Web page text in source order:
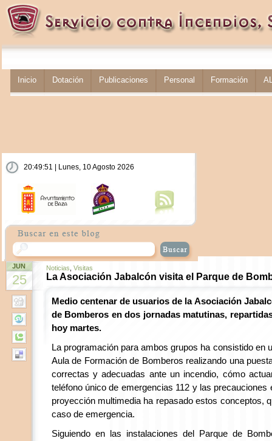
Inicio Dotación Publicaciones Personal Formación
20:49:52 | Lunes, 10 Agosto 2026
JUN
25
Noticias Visitas
La Asociación Jabalcón visita el Parque de
Medio centenar de usuarios de la Asociación
de Bomberos en dos jornadas matutinas,
hoy martes.
La programación para ambos grupos ha consistido en
Aula de Formación de Bomberos realizando una
correctas y adecuadas ante un incendio, cómo
teléfono único de emergencias 112 y las precauciones
proyección multimedia ha repasado estos conceptos,
caso de emergencia.
Siguiendo en las instalaciones del Parque de